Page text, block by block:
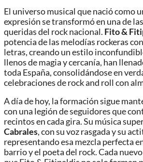
El universo musical que nació como
expresión se transformó en una de
queridas del rock nacional. Fito &
potencia de las melodías rockeras
letras, creando un estilo
llenos de magia y cercanía, han
toda España, consolidándose en
celebraciones de rock and roll con
A día de hoy, la formación sigue
con una legión de seguidores que
recintos en cada gira. Su música
Cabrales, con su voz rasgada y su
representando esa mezcla perfecta
barrio y el poeta del rock. Cada